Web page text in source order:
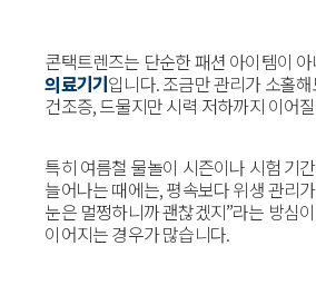
콘택트렌즈는 단순한 패션 아이템이
의료기기입니다. 조금만 관리가 소홀
건조증, 드물지만 시력 저하까지 이어
특히 여름철 물놀이 시즌이나 시험 기
늘어나는 때에는, 평속보다 위생 관리
눈은 멀쩡하니까 괜찮겠지”라는 방심
이어지는 경우가 많습니다.